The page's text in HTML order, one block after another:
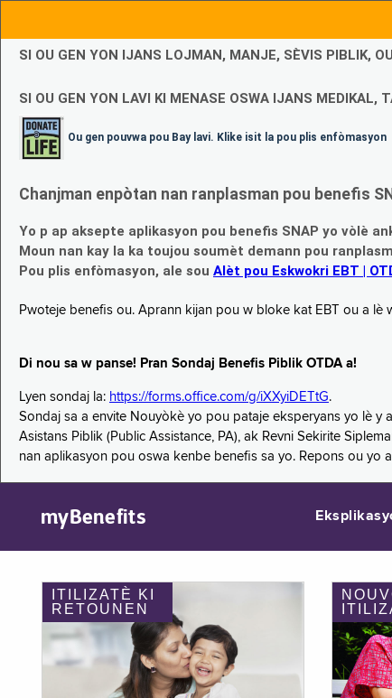
SI OU GEN YON IJANS LOJMAN, MANJE, SÈVIS PIBLIK,
SI OU GEN YON LAVI KI MENASE OSWA IJANS MEDIKAL,
Ou gen pouvwa pou Bay lavi. Klike isit la pou plis enfòmasyon
Chanjman enpòtan nan ranplasman pou benefis
Yo p ap aksepte aplikasyon pou benefis SNAP yo vòlè
Moun nan kay la ka toujou soumèt demann pou
Pou plis enfòmasyon, ale sou Alèt pou Eskwokri EBT |
Pwoteje benefis ou. Aprann kijan pou w bloke kat EBT ou a lè
Di nou sa w panse! Pran Sondaj Benefis Piblik OTDA a!
Lyen sondaj la: https://forms.office.com/g/iXXyiDETtG.
Sondaj sa a envite Nouyòkè yo pou pataje eksperyans yo lè y
Asistans Piblik (Public Assistance, PA), ak Revni Sekirite
nan aplikasyon pou oswa kenbe benefis sa yo. Repons ou yo
myBenefits
ITILIZATÈ KI
RETOUNEN